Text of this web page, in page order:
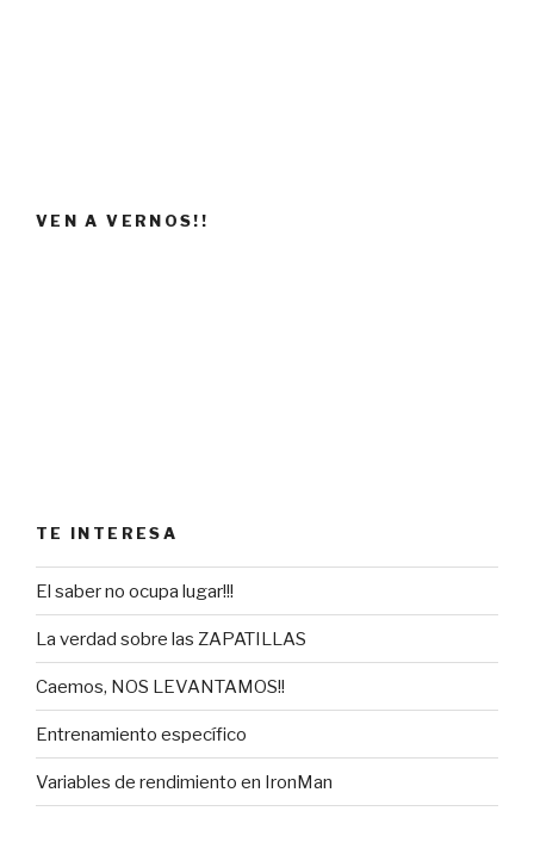
VEN A VERNOS!!
TE INTERESA
El saber no ocupa lugar!!!
La verdad sobre las ZAPATILLAS
Caemos, NOS LEVANTAMOS!!
Entrenamiento específico
Variables de rendimiento en IronMan